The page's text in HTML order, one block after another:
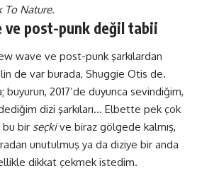
To Nature.
ve post-punk değil tabii
wave ve post-punk şarkılardan
de var burada, Shuggie Otis de.
buyurun, 2017’de duyunca sevindiğim,
dizi şarkıları… Elbette pek çok
bu bir seçkive biraz gölgede kalmış,
unutulmuş ya da diziye bir anda
dikkat çekmek istedim.